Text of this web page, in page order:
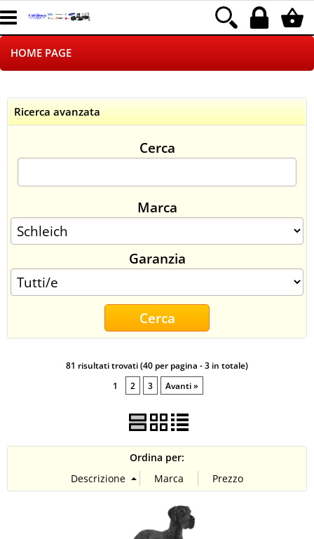
HOME PAGE
LOGISTICA
NEGOZI ON LINE
SINCRONIZZATI CON NOI
SPEDIZIONI
CONTATTI
Ricerca avanzata
Cerca
Marca
Garanzia
81 risultati trovati (40 per pagina - 3 in totale)
1
2 3 Avanti »
Ordina per: